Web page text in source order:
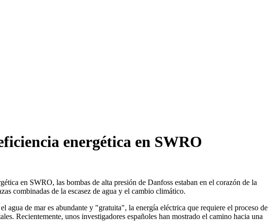
energética en SWRO
en SWRO, las bombas de alta presión de Danfoss estaban en el corazón de la
combinadas de la escasez de agua y el cambio climático.
agua de mar es abundante y "gratuita", la energía eléctrica que requiere el proceso de
Recientemente, unos investigadores españoles han mostrado el camino hacia una